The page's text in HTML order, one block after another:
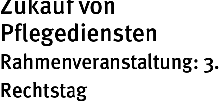
Zukauf von
Pflegediensten
Rahmenveranstaltung: 3.
Rechtstag